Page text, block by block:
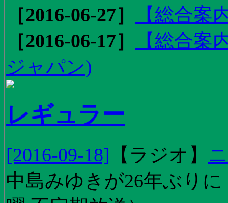
［2016-06-27］
【総合案
［2016-06-17］
【総合
ジャパン)
レギュラー
[2016-09-18] 【 ラジオ 】
中島みゆきが26年ぶり